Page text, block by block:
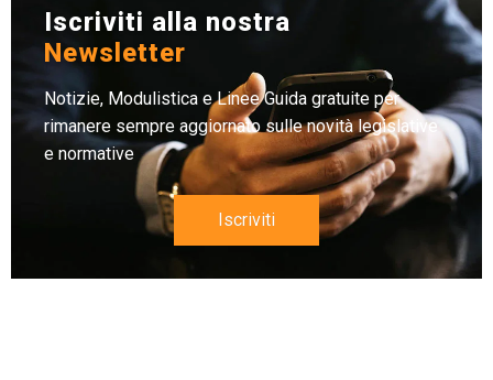
Iscriviti alla nostra
Newsletter
Notizie, Modulistica e Linee Guida gratuite per
rimanere sempre aggiornato sulle novità legislative
e normative
Iscriviti